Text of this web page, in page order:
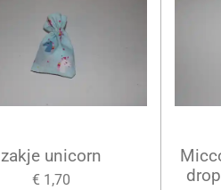
zakje unicorn
€ 1,70